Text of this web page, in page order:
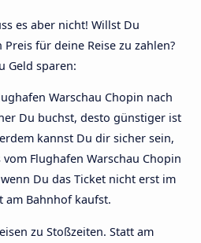
es aber nicht! Willst Du
für deine Reise zu zahlen?
Geld sparen:
Warschau Chopin nach
Du buchst, desto günstiger ist
kannst Du dir sicher sein,
Flughafen Warschau Chopin
Du das Ticket nicht erst im
am Bahnhof kaufst.
zu Stoßzeiten. Statt am